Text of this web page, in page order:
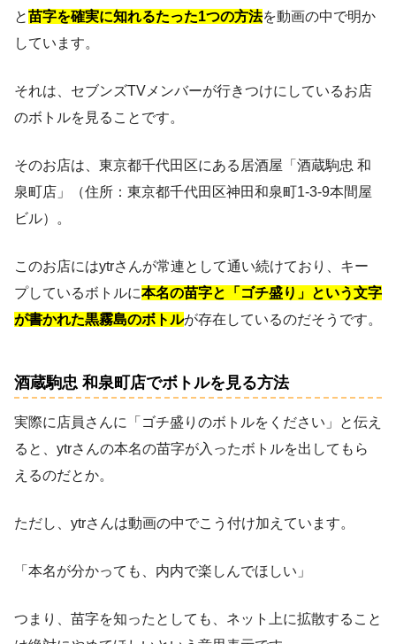
と苗字を確実に知れるたった1つの方法を動画の中で明か
しています。
それは、セブンズTVメンバーが行きつけにしているお店
のボトルを見ることです。
そのお店は、東京都千代田区にある居酒屋「酒蔵駒忠 和
泉町店」（住所：東京都千代田区神田和泉町1-3-9本間屋
ビル）。
このお店にはytrさんが常連として通い続けており、キー
プしているボトルに本名の苗字と「ゴチ盛り」という文字
が書かれた黒霧島のボトルが存在しているのだそうです。
酒蔵駒忠 和泉町店でボトルを見る方法
実際に店員さんに「ゴチ盛りのボトルをください」と伝え
ると、ytrさんの本名の苗字が入ったボトルを出してもら
えるのだとか。
ただし、ytrさんは動画の中でこう付け加えています。
「本名が分かっても、内内で楽しんでほしい」
つまり、苗字を知ったとしても、ネット上に拡散すること